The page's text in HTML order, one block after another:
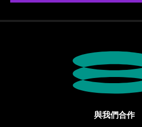
與我們合作